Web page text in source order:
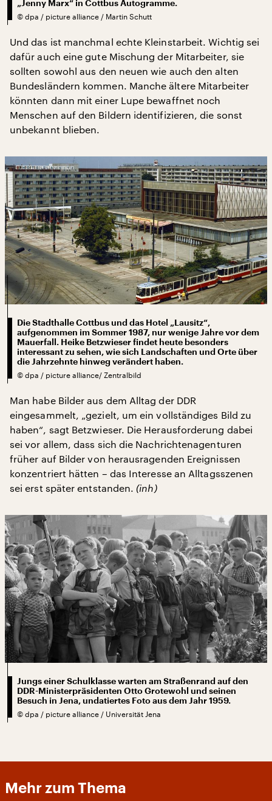
„Jenny Marx“ in Cottbus Autogramme.
© dpa / picture alliance / Martin Schutt
Und das ist manchmal echte Kleinstarbeit. Wichtig sei
dafür auch eine gute Mischung der Mitarbeiter, sie
sollten sowohl aus den neuen wie auch den alten
Bundesländern kommen. Manche ältere Mitarbeiter
könnten dann mit einer Lupe bewaffnet noch
Menschen auf den Bildern identifizieren, die sonst
unbekannt blieben.
Die Stadthalle Cottbus und das Hotel „Lausitz“,
aufgenommen im Sommer 1987, nur wenige Jahre vor dem
Mauerfall. Heike Betzwieser findet heute besonders
interessant zu sehen, wie sich Landschaften und Orte über
die Jahrzehnte hinweg verändert haben.
© dpa / picture alliance/ Zentralbild
Man habe Bilder aus dem Alltag der DDR
eingesammelt, „gezielt, um ein vollständiges Bild zu
haben“, sagt Betzwieser. Die Herausforderung dabei
sei vor allem, dass sich die Nachrichtenagenturen
früher auf Bilder von herausragenden Ereignissen
konzentriert hätten – das Interesse an Alltagsszenen
sei erst später entstanden. (inh)
Jungs einer Schulklasse warten am Straßenrand auf den
DDR-Ministerpräsidenten Otto Grotewohl und seinen
Besuch in Jena, undatiertes Foto aus dem Jahr 1959.
© dpa / picture alliance / Universität Jena
Mehr zum Thema